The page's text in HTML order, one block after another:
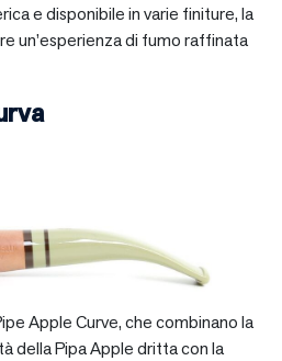
e disponibile in varie finiture, la
un’esperienza di fumo raffinata
Apple Curve, che combinano la
della Pipa Apple dritta con la